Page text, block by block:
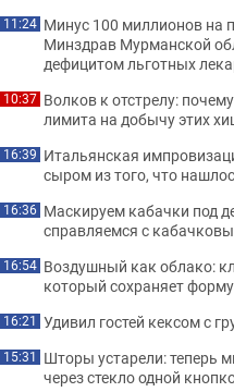
11:24 Минус 100 миллионов на
Минздрав Мурманской
дефицитом льготных
10:37 Волков к отстрелу:
лимита на добычу этих
16:39 Итальянская
сыром из того, что
16:36 Маскируем кабачки под
справляемся с
16:54 Воздушный как облако:
который сохраняет форму
16:21 Удивил гостей кексом с
15:31 Шторы устарели: теперь
через стекло одной